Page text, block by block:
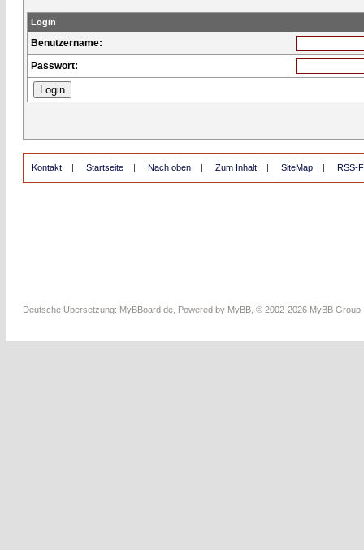
Login
Benutzername:
Passwort:
Kontakt | Startseite | Nach oben | Zum Inhalt | SiteMap | RSS-
Deutsche Übersetzung: MyBBoard.de , Powered by MyBB , © 2002-2026 MyBB Group